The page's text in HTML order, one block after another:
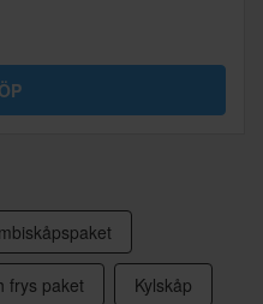
frys paket Kylskåp